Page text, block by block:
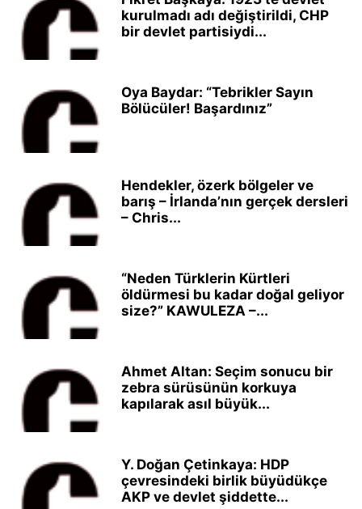
kurulmadı adı değiştirildi, CHP
bir devlet partisiydi...
Oya Baydar: “Tebrikler Sayın
Bölücüler! Başardınız”
Hendekler, özerk bölgeler ve
barış – İrlanda’nın gerçek dersleri
– Chris...
“Neden Türklerin Kürtleri
öldürmesi bu kadar doğal geliyor
size?” KAWULEZA –...
Ahmet Altan: Seçim sonucu bir
zebra sürüsünün korkuya
kapılarak asıl büyük...
Y. Doğan Çetinkaya: HDP
çevresindeki birlik büyüdükçe
AKP ve devlet şiddette...